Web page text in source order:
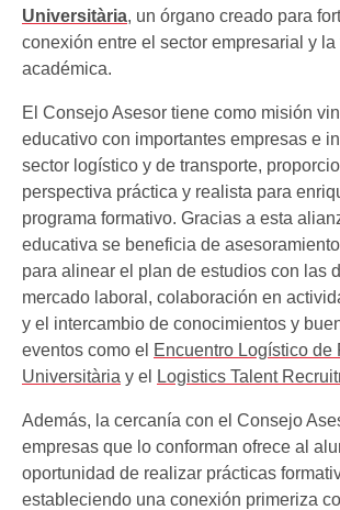
Universitària, un órgano creado para
conexión entre el sector empresarial y la
académica.
El Consejo Asesor tiene como misión
educativo con importantes empresas e
sector logístico y de transporte,
perspectiva práctica y realista para
programa formativo. Gracias a esta
educativa se beneficia de
para alinear el plan de estudios con las
mercado laboral, colaboración en
y el intercambio de conocimientos y
eventos como el Encuentro Logístico de
Universitària y el Logistics Talent
Además, la cercanía con el Consejo
empresas que lo conforman ofrece al
oportunidad de realizar prácticas
estableciendo una conexión primeriza